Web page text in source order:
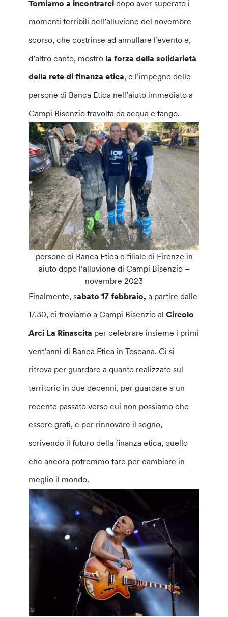
Torniamo a incontrarcidopo aver superato i
momenti terribili dell’alluvione del novembre
scorso, che costrinse ad annullare l’evento e,
d’altro canto, mostrò la forza della solidarietà
della rete di finanza etica, e l’impegno delle
persone di Banca Etica nell’aiuto immediato a
Campi Bisenzio travolta da acqua e fango.
persone di Banca Etica e filiale di Firenze in
aiuto dopo l’alluvione di Campi Bisenzio –
novembre 2023
Finalmente, sabato 17 febbraio, a partire dalle
17.30, ci troviamo a Campi Bisenzio alCircolo
Arci La Rinascita per celebrare insieme i primi
vent’anni di Banca Etica in Toscana. Ci si
ritrova per guardare a quanto realizzato sul
territorio in due decenni, per guardare a un
recente passato verso cui non possiamo che
essere grati, e per rinnovare il sogno,
scrivendo il futuro della finanza etica, quello
che ancora potremmo fare per cambiare in
meglio il mondo.